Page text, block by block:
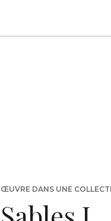
ŒUVRE DANS UNE